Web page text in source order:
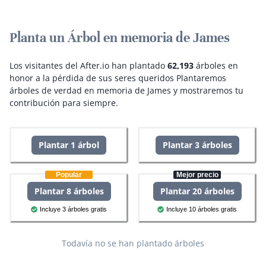
Planta un Árbol en memoria de James
Los visitantes del After.io han plantado 62,193 árboles en
honor a la pérdida de sus seres queridos Plantaremos
árboles de verdad en memoria de James y mostraremos tu
contribución para siempre.
Plantar 1 árbol Plantar 3 árboles
Popular
Plantar 8 árboles
Incluye 3 árboles gratis
Mejor precio
Plantar 20 árboles
Incluye 10 árboles gratis
Todavía no se han plantado árboles